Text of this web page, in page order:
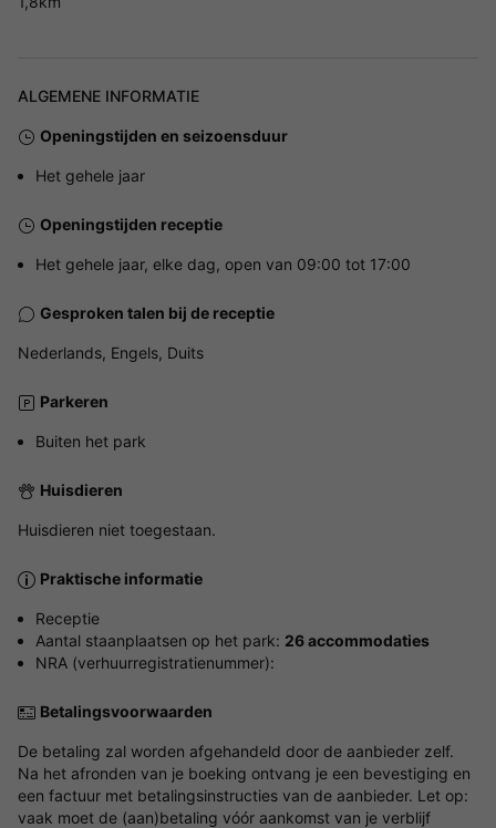
ALGEMENE INFORMATIE
Openingstijden en seizoensduur
Het gehele jaar
Openingstijden receptie
Het gehele jaar, elke dag, open van 09:00 tot 17:00
Gesproken talen bij de receptie
Nederlands, Engels, Duits
Parkeren
Buiten het park
Huisdieren
Huisdieren niet toegestaan.
Praktische informatie
Receptie
Aantal staanplaatsen op het park: 26 accommodaties
NRA (verhuurregistratienummer):
Betalingsvoorwaarden
De betaling zal worden afgehandeld door de aanbieder zelf.
Na het afronden van je boeking ontvang je een bevestiging en
een factuur met betalingsinstructies van de aanbieder. Let op:
vaak moet de (aan)betaling vóór aankomst van je verblijf